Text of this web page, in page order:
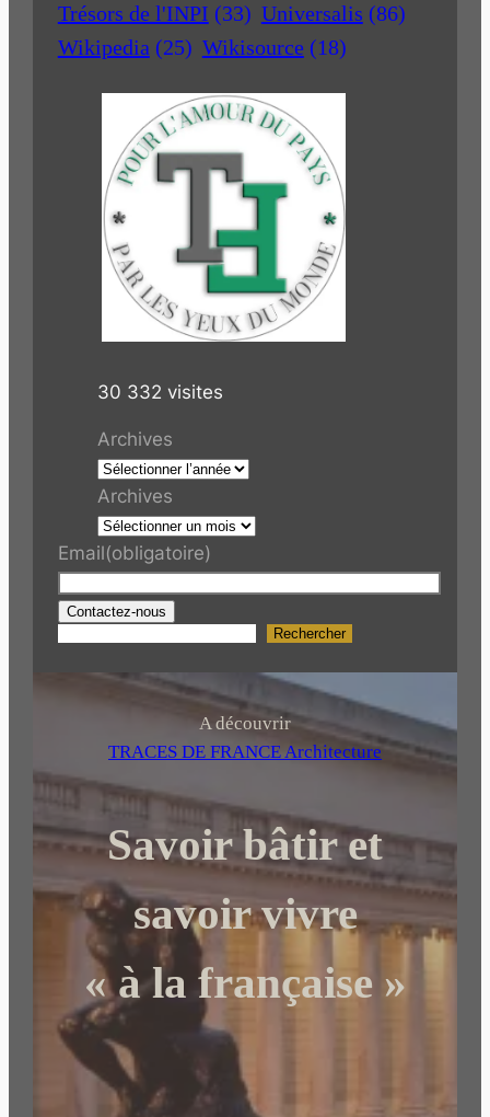
Trésors de l'INPI (33) Universalis (86)
Wikipedia (25) Wikisource (18)
30 332 visites
Archives
Archives
Email(obligatoire)
Contactez-nous
r
c
h
r
Rechercher
A découvrir
TRACES DE FRANCE Architecture
Savoir bâtir et
savoir vivre
« à la française »